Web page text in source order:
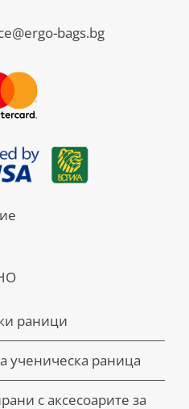
bags.bg
раници
ученическа раница
с аксесоарите за